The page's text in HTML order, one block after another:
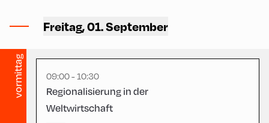
Freitag, 01. September
vormittag
Hayek-Saal
09:00 - 10:30
Regionalisierung in der
Weltwirtschaft
English 150